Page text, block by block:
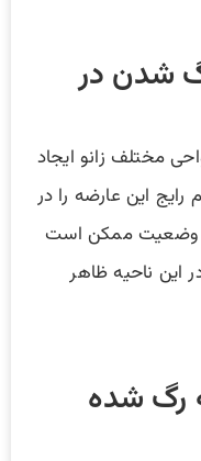
شدن در
مختلف زانو ایجاد
این عارضه را در
وضعیت ممکن است
این ناحیه ظاهر
رگ شده